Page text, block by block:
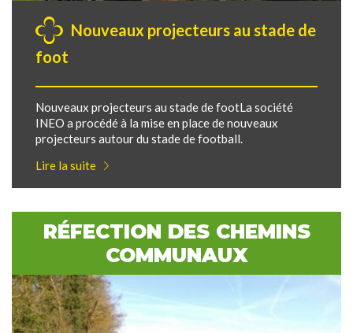
Nouveaux projecteurs au stade de
foot
Nouveaux projecteurs au stade de footLa société
INEO a procédé à la mise en place de nouveaux
projecteurs autour du stade de football.
Lire la suite
RÉFECTION DES CHEMINS
COMMUNAUX